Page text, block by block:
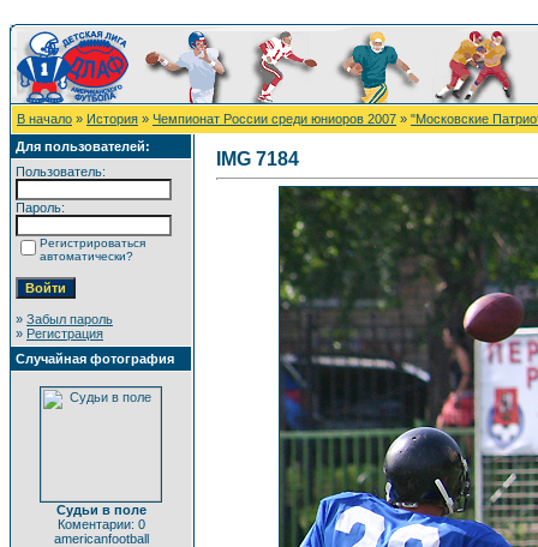
В начало » История » Чемпионат России среди юниоров 2007 » "Московские
Для пользователей:
Пользователь:
Пароль:
Регистрироваться
автоматически?
» Забыл пароль
» Регистрация
Случайная фотография
Судьи в поле
Коментарии: 0
americanfootball
IMG 7184